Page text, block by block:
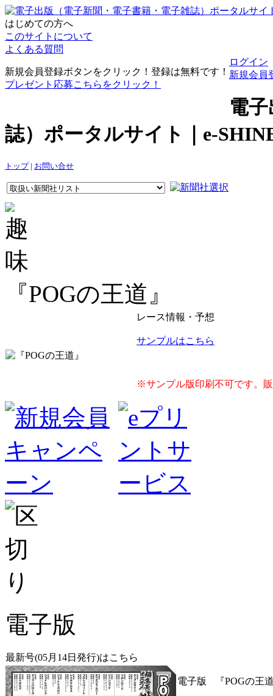
はじめての方へ
このサイトについて
よくある質問
新規会員登録ボタンをクリック！登録は無料です！
プレゼント応募こちらをクリック！
ログイン
新規会員
電
誌）ポータルサイト｜e-
トップ| お問い合せ
『POGの王道』
レース情報・予想
サンプルはこちら
※サンプル版印刷不可です。
電子版
最新号(05月14日発行)はこちら
電子版 『POGの王